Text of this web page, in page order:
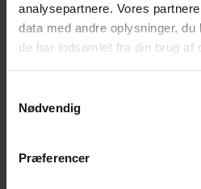
analysepartnere. Vores
data med andre oplysninger,
de har indsamlet fra din brug af
Nødvendig
Præferencer
anvender ESG som
hvordan ESG i stigende
procedurer
bruger klimaregnskab,
Targets (SBTi) til at skabe
troværdig dokumentation
kundekrav,